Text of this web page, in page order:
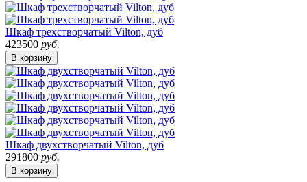
Шкаф трехстворчатый Vilton, дуб
423500 руб.
В корзину
Шкаф двухстворчатый Vilton, дуб
291800 руб.
В корзину